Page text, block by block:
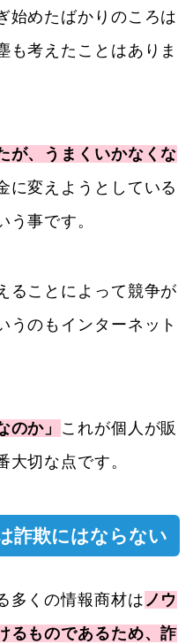
始めたばかりのころは
も考えたことはありま
が、うまくいかなくな
に変えようとしている
う事です。
ることによって競争が
うのもインターネット
のか」 これが個人が販
大切な点です。
詐欺にはならない
多くの情報商材は ノウ
るものであるため、詐